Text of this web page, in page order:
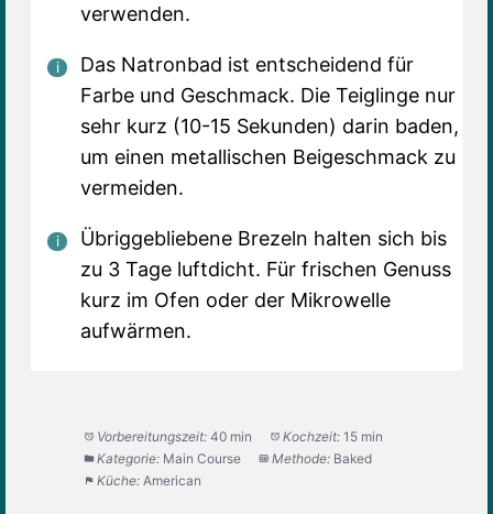
verwenden.
Das Natronbad ist entscheidend für
Farbe und Geschmack. Die Teiglinge nur
sehr kurz (10-15 Sekunden) darin baden,
um einen metallischen Beigeschmack zu
vermeiden.
Übriggebliebene Brezeln halten sich bis
zu 3 Tage luftdicht. Für frischen Genuss
kurz im Ofen oder der Mikrowelle
aufwärmen.
Vorbereitungszeit: 40 min Kochzeit: 15 min
Kategorie: Main Course Methode: Baked
Küche: American